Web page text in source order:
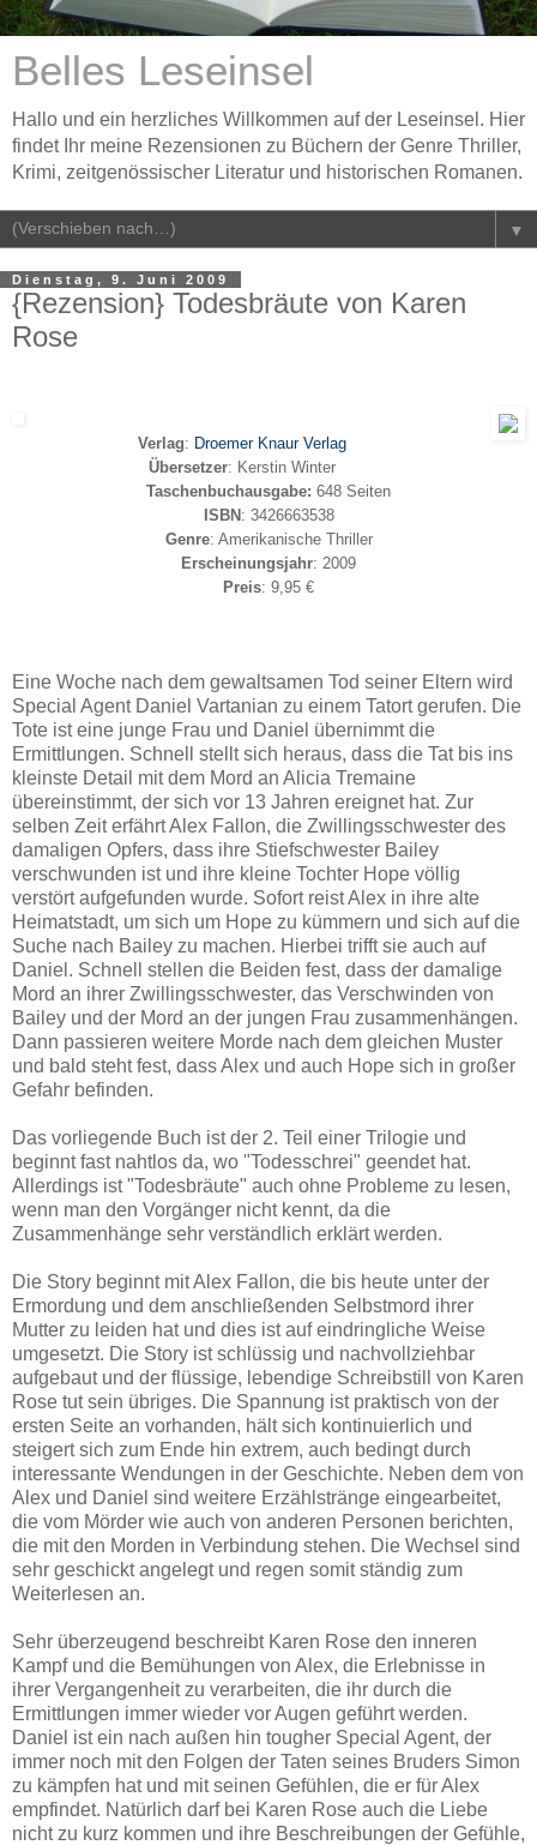
Belles Leseinsel
Hallo und ein herzliches Willkommen auf der Leseinsel. Hier
findet Ihr meine Rezensionen zu Büchern der Genre Thriller,
Krimi, zeitgenössischer Literatur und historischen Romanen.
▼
Dienstag, 9. Juni 2009
{Rezension} Todesbräute von Karen
Rose
Verlag: Droemer Knaur Verlag
Übersetzer: Kerstin Winter
Taschenbuchausgabe: 648 Seiten
ISBN : 3426663538
Genre: Amerikanische Thriller
Erscheinungsjahr: 2009
Preis: 9,95 €
Eine Woche nach dem gewaltsamen Tod seiner Eltern wird
Special Agent Daniel Vartanian zu einem Tatort gerufen. Die
Tote ist eine junge Frau und Daniel übernimmt die
Ermittlungen. Schnell stellt sich heraus, dass die Tat bis ins
kleinste Detail mit dem Mord an Alicia Tremaine
übereinstimmt, der sich vor 13 Jahren ereignet hat. Zur
selben Zeit erfährt Alex Fallon, die Zwillingsschwester des
damaligen Opfers, dass ihre Stiefschwester Bailey
verschwunden ist und ihre kleine Tochter Hope völlig
verstört aufgefunden wurde. Sofort reist Alex in ihre alte
Heimatstadt, um sich um Hope zu kümmern und sich auf die
Suche nach Bailey zu machen. Hierbei trifft sie auch auf
Daniel. Schnell stellen die Beiden fest, dass der damalige
Mord an ihrer Zwillingsschwester, das Verschwinden von
Bailey und der Mord an der jungen Frau zusammenhängen.
Dann passieren weitere Morde nach dem gleichen Muster
und bald steht fest, dass Alex und auch Hope sich in großer
Gefahr befinden.
Das vorliegende Buch ist der 2. Teil einer Trilogie und
beginnt fast nahtlos da, wo "Todesschrei" geendet hat.
Allerdings ist "Todesbräute" auch ohne Probleme zu lesen,
wenn man den Vorgänger nicht kennt, da die
Zusammenhänge sehr verständlich erklärt werden.
Die Story beginnt mit Alex Fallon, die bis heute unter der
Ermordung und dem anschließenden Selbstmord ihrer
Mutter zu leiden hat und dies ist auf eindringliche Weise
umgesetzt. Die Story ist schlüssig und nachvollziehbar
aufgebaut und der flüssige, lebendige Schreibstill von Karen
Rose tut sein übriges. Die Spannung ist praktisch von der
ersten Seite an vorhanden, hält sich kontinuierlich und
steigert sich zum Ende hin extrem, auch bedingt durch
interessante Wendungen in der Geschichte. Neben dem von
Alex und Daniel sind weitere Erzählstränge eingearbeitet,
die vom Mörder wie auch von anderen Personen berichten,
die mit den Morden in Verbindung stehen. Die Wechsel sind
sehr geschickt angelegt und regen somit ständig zum
Weiterlesen an.
Sehr überzeugend beschreibt Karen Rose den inneren
Kampf und die Bemühungen von Alex, die Erlebnisse in
ihrer Vergangenheit zu verarbeiten, die ihr durch die
Ermittlungen immer wieder vor Augen geführt werden.
Daniel ist ein nach außen hin tougher Special Agent, der
immer noch mit den Folgen der Taten seines Bruders Simon
zu kämpfen hat und mit seinen Gefühlen, die er für Alex
empfindet. Natürlich darf bei Karen Rose auch die Liebe
nicht zu kurz kommen und ihre Beschreibungen der Gefühle,